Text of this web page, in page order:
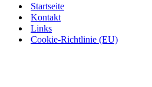
Startseite
Kontakt
Links
Cookie-Richtlinie (EU)